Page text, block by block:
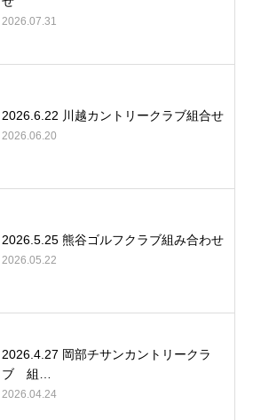
2026.07.31
2026.6.22 川越カントリークラブ組合せ
2026.06.20
2026.5.25 熊谷ゴルフクラブ組み合わせ
2026.05.22
2026.4.27 岡部チサンカントリークラ
ブ 組…
2026.04.24